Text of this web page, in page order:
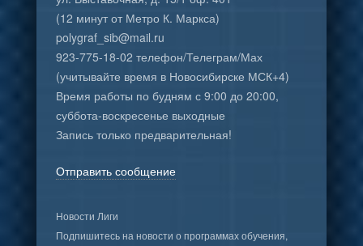
(12 минут от Метро К. Маркса)
polygraf_sib@mail.ru
923-775-18-02 телефон/Телеграм/Мах
(учитывайте время в Новосибирске МСК+4)
Время работы по будням с 9:00 до 20:00,
суббота-воскресенье выходные
Запись только предварительная!
Отправить сообщение
Новости Лиги
Подпишитесь на новости о программах обучения,